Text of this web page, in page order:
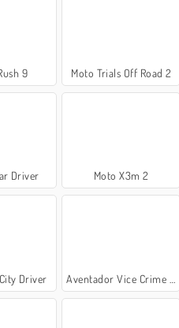
9 Moto Trials Off Road 2
Driver Moto X3m 2
Driver Aventador Vice Crime City